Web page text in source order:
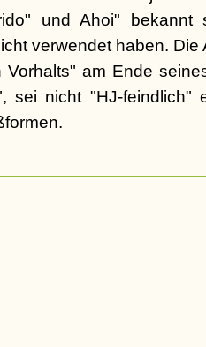
und Ahoi" bekannt
verwendet haben. Die
Vorhalts" am Ende
sei nicht "HJ-feindlich"